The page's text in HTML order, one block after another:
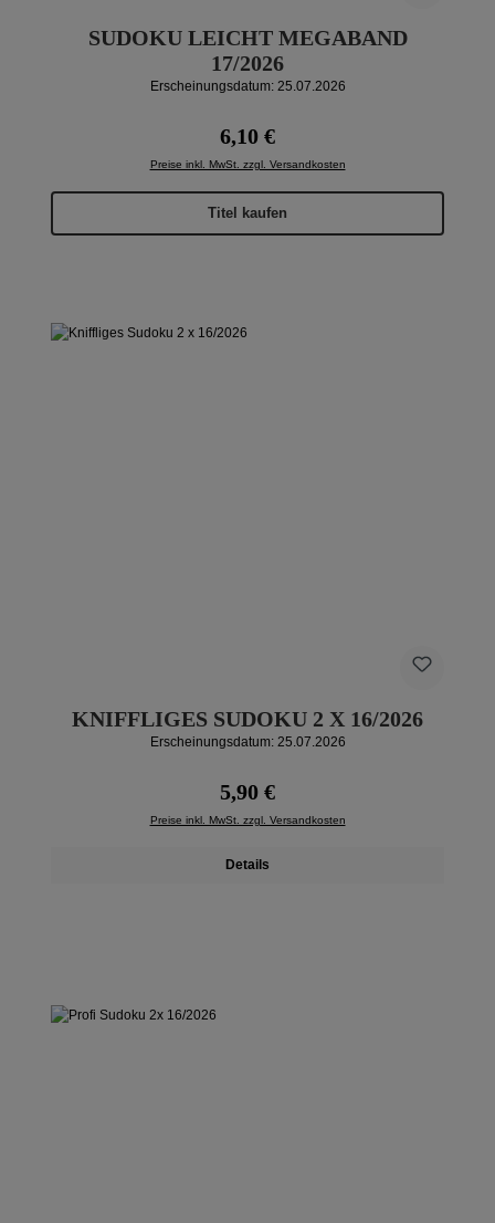
SUDOKU LEICHT MEGABAND
17/2026
Erscheinungsdatum: 25.07.2026
Regulärer Preis:
6,10 €
Preise inkl. MwSt. zzgl. Versandkosten
Titel kaufen
KNIFFLIGES SUDOKU 2 X 16/2026
Erscheinungsdatum: 25.07.2026
Regulärer Preis:
5,90 €
Preise inkl. MwSt. zzgl. Versandkosten
Details